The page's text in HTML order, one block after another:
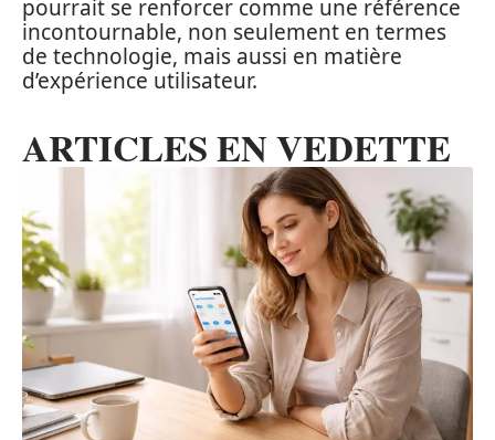
pourrait se renforcer comme une référence
incontournable, non seulement en termes
de technologie, mais aussi en matière
d’expérience utilisateur.
ARTICLES EN VEDETTE